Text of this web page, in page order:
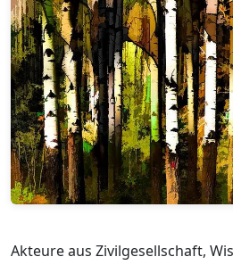
Akteure aus Zivilgesellschaft,